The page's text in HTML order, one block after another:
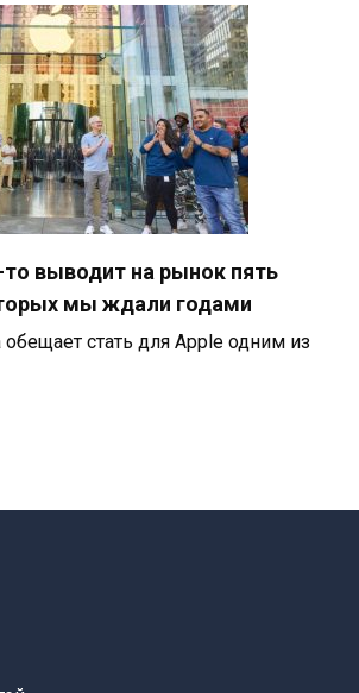
выводит на рынок пять
мы ждали годами
обещает стать для Apple одним из